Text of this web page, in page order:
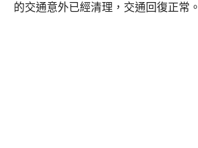
的交通意外已經清理，交通回復正常。